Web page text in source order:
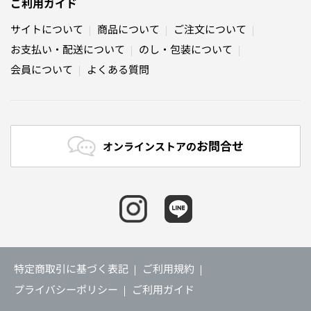
サイトについて 商品について
ご注文について
お支払い・配送について
のし・包装について
会員について
よくある質問
オンラインストアのお問合せ
特定商取引に基づく表記
ご利用規約
プライバシーポリシー
ご利用ガイド